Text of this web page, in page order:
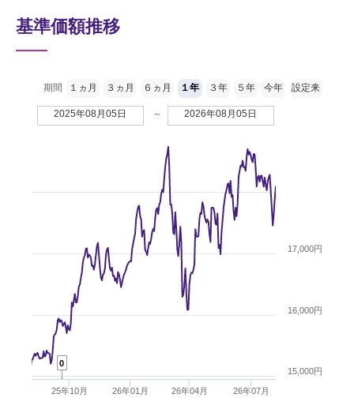
基準価額推移
0
26年01月 26年07月
25年10月 26年04月
15,000円
16,000円
17,000円
期間 １ヵ月 ３ヵ月 ６ヵ月 １年 ３年 ５年 今年 設定来
2025年08月05日 ～ 2026年08月05日